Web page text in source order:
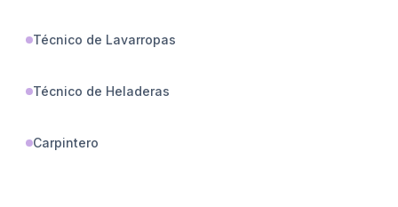
Técnico de Lavarropas
Técnico de Heladeras
Carpintero